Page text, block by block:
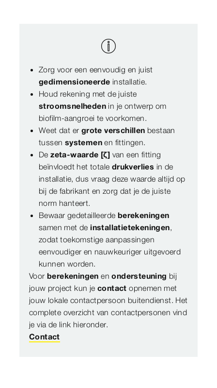
Zorg voor een eenvoudig en juist
gedimensioneerde installatie.
Houd rekening met de juiste
stroomsnelheden in je ontwerp om
biofilm-aangroei te voorkomen.
Weet dat er grote verschillen bestaan
tussen systemenen fittingen.
De zeta-waarde [ζ] van een fitting
beïnvloedt het totale drukverlies in de
installatie, dus vraag deze waarde altijd op
bij de fabrikant en zorg dat je de juiste
norm hanteert.
Bewaar gedetailleerde berekeningen
samen met de installatietekeningen,
zodat toekomstige aanpassingen
eenvoudiger en nauwkeuriger uitgevoerd
kunnen worden.
Voor berekeningenenondersteuning bij
jouw project kun je contactopnemen met
jouw lokale contactpersoon buitendienst. Het
complete overzicht van contactpersonen vind
je via de link hieronder.
Contact